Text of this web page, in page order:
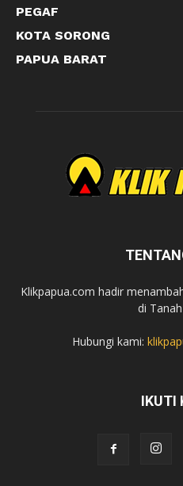
PEGAF
KOTA SORONG
PAPUA BARAT
Klikpapua.com hadir
di
Hubungi kami:
IKUTI